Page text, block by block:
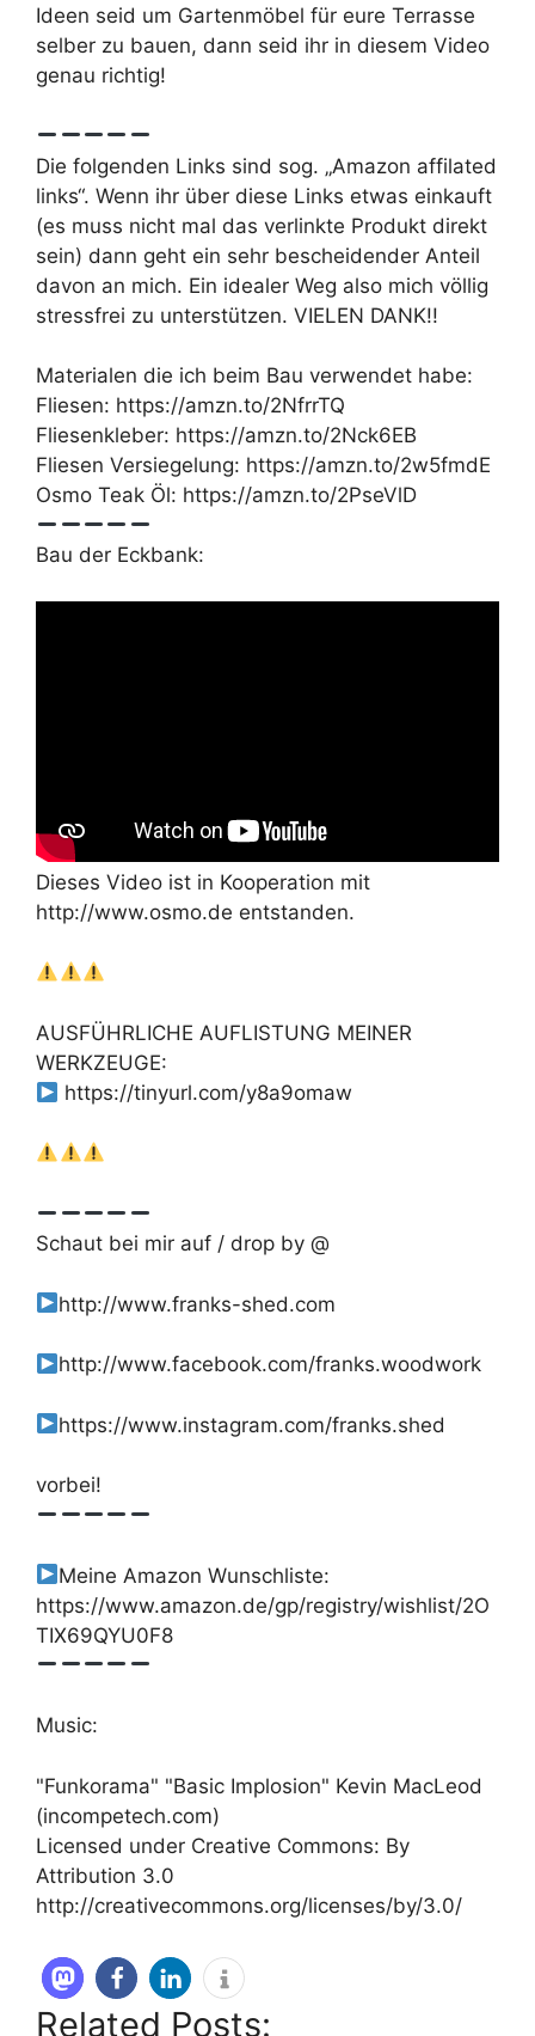
Ideen seid um Gartenmöbel für eure Terrasse
selber zu bauen, dann seid ihr in diesem Video
genau richtig!
Die folgenden Links sind sog. „Amazon affilated
links“. Wenn ihr über diese Links etwas einkauft
(es muss nicht mal das verlinkte Produkt direkt
sein) dann geht ein sehr bescheidender Anteil
davon an mich. Ein idealer Weg also mich völlig
stressfrei zu unterstützen. VIELEN DANK!!
Materialen die ich beim Bau verwendet habe:
Fliesen: https://amzn.to/2NfrrTQ
Fliesenkleber: https://amzn.to/2Nck6EB
Fliesen Versiegelung: https://amzn.to/2w5fmdE
Osmo Teak Öl: https://amzn.to/2PseVlD
Bau der Eckbank:
Dieses Video ist in Kooperation mit
http://www.osmo.de entstanden.
AUSFÜHRLICHE AUFLISTUNG MEINER
WERKZEUGE:
https://tinyurl.com/y8a9omaw
Schaut bei mir auf / drop by @
http://www.franks-shed.com
http://www.facebook.com/franks.woodwork
https://www.instagram.com/franks.shed
vorbei!
Meine Amazon Wunschliste:
https://www.amazon.de/gp/registry/wishlist/2O
TIX69QYU0F8
Music:
"Funkorama" "Basic Implosion" Kevin MacLeod
(incompetech.com)
Licensed under Creative Commons: By
Attribution 3.0
http://creativecommons.org/licenses/by/3.0/
Related Posts: